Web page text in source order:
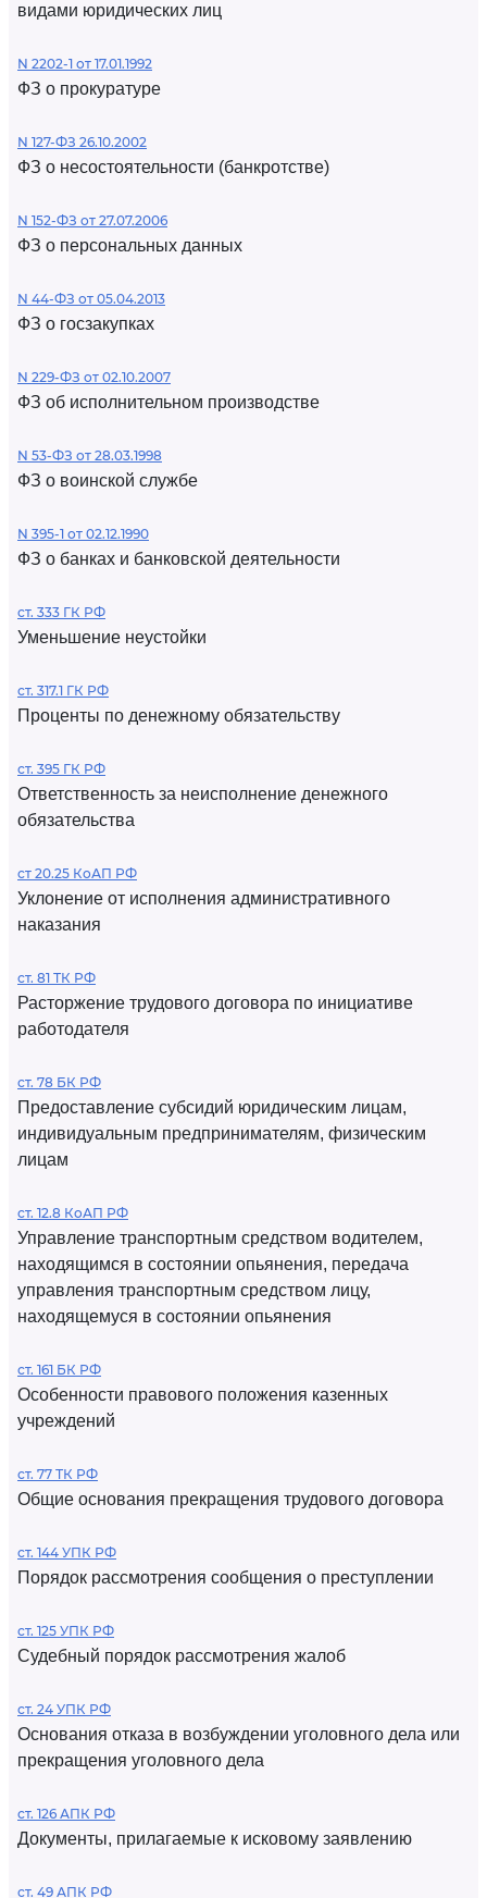
видами юридических лиц
N 2202-1 от 17.01.1992
ФЗ о прокуратуре
N 127-ФЗ 26.10.2002
ФЗ о несостоятельности (банкротстве)
N 152-ФЗ от 27.07.2006
ФЗ о персональных данных
N 44-ФЗ от 05.04.2013
ФЗ о госзакупках
N 229-ФЗ от 02.10.2007
ФЗ об исполнительном производстве
N 53-ФЗ от 28.03.1998
ФЗ о воинской службе
N 395-1 от 02.12.1990
ФЗ о банках и банковской деятельности
ст. 333 ГК РФ
Уменьшение неустойки
ст. 317.1 ГК РФ
Проценты по денежному обязательству
ст. 395 ГК РФ
Ответственность за неисполнение денежного
обязательства
ст 20.25 КоАП РФ
Уклонение от исполнения административного
наказания
ст. 81 ТК РФ
Расторжение трудового договора по инициативе
работодателя
ст. 78 БК РФ
Предоставление субсидий юридическим лицам,
индивидуальным предпринимателям, физическим
лицам
ст. 12.8 КоАП РФ
Управление транспортным средством водителем,
находящимся в состоянии опьянения, передача
управления транспортным средством лицу,
находящемуся в состоянии опьянения
ст. 161 БК РФ
Особенности правового положения казенных
учреждений
ст. 77 ТК РФ
Общие основания прекращения трудового договора
ст. 144 УПК РФ
Порядок рассмотрения сообщения о преступлении
ст. 125 УПК РФ
Судебный порядок рассмотрения жалоб
ст. 24 УПК РФ
Основания отказа в возбуждении уголовного дела или
прекращения уголовного дела
ст. 126 АПК РФ
Документы, прилагаемые к исковому заявлению
ст. 49 АПК РФ